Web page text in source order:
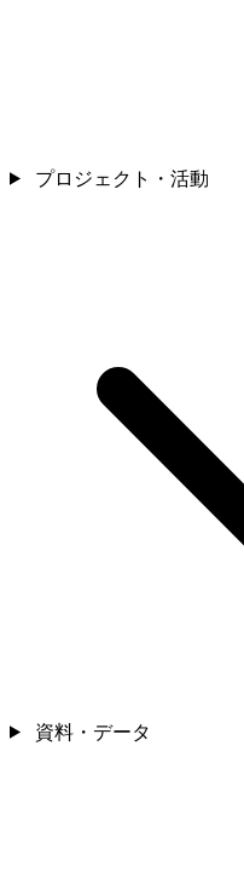
プロジェクト・活動
資料・データ